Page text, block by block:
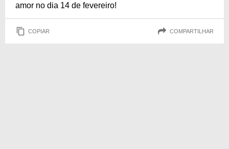
amor no dia 14 de fevereiro!
COPIAR COMPARTILHAR